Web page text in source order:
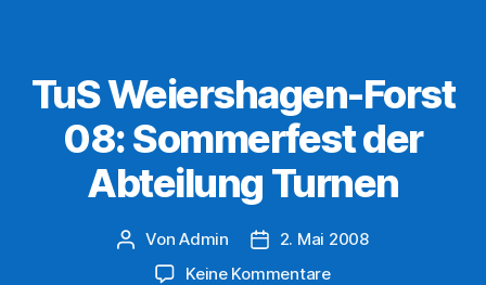
TuS Weiershagen-Forst
08: Sommerfest der
Abteilung Turnen
Beitragsautor
VonAdmin Veröffentlichungsdatum
2. Mai 2008
Keine Kommentarezu